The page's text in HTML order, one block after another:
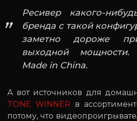
Ресивер какого-
бренда с такой
заметно дороже
выходной
Made in China.
А вот источников для
TONE WINNER в
потому, что